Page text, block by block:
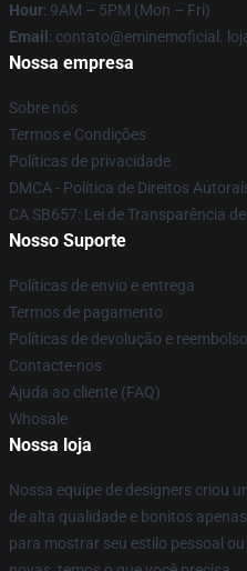
Hour: 9AM – 5PM (Mon – Fri)
Email : contato@eminemoficial.
Nossa empresa
Sobre nós
Termos e Condições
Políticas de privacidade
DMCA - Política de Direitos
CA SB657: Lei de Transparência
Nosso Suporte
Políticas de envio e entrega
Termos de pagamento
Políticas de devolução e reembolso
Contacte-nos
Ajuda ao cliente (FAQ)
Whosale
Nossa loja
Nossa equipe de designers criou
de alta qualidade e bonitos
para mostrar seu estilo pessoal